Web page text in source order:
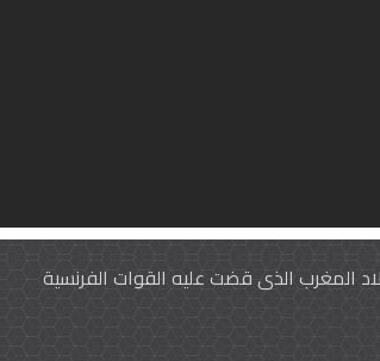
المغرب الذي قضت عليه القوات الفرنسية